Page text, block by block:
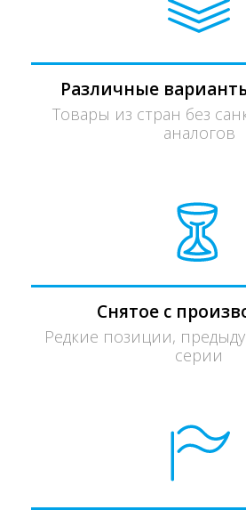
Различные
Товары из стран без
аналогов
Снятое с
Редкие позиции,
серии